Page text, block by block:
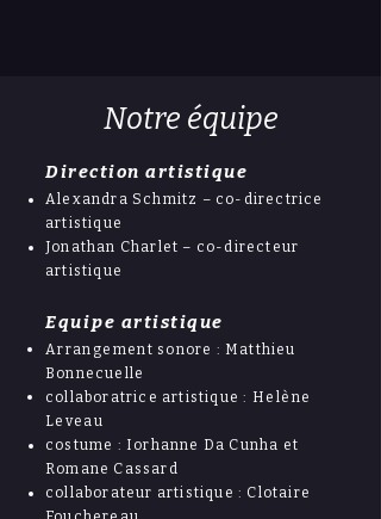
Notre équipe
Direction artistique
Alexandra Schmitz – co-directrice
artistique
Jonathan Charlet – co-directeur
artistique
Equipe artistique
Arrangement sonore : Matthieu
Bonnecuelle
collaboratrice artistique : Helène
Leveau
costume : Iorhanne Da Cunha et
Romane Cassard
collaborateur artistique : Clotaire